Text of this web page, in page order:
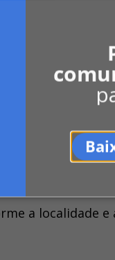
comum,
surgiram
nos prédios.
em
a localidade e